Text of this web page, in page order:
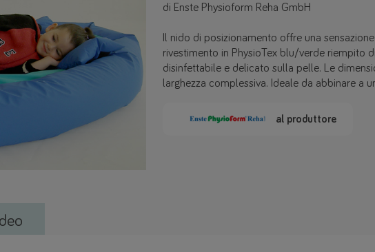
di Enste Physioform Reha GmbH
Il nido di posizionamento offre una
rivestimento in PhysioTex blu/verde riempito
disinfettabile e delicato sulla pelle. Le
larghezza complessiva. Ideale da abbinare a
al produttore